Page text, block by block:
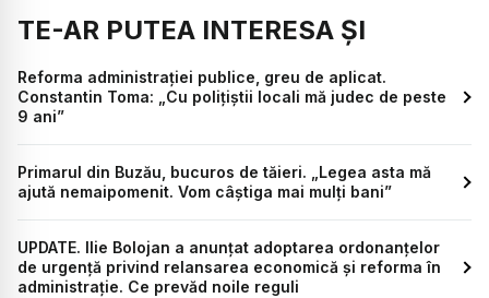
TE-AR PUTEA INTERESA ȘI
Reforma administrației publice, greu de aplicat.
Constantin Toma: „Cu polițiștii locali mă judec de peste
9 ani”
Primarul din Buzău, bucuros de tăieri. „Legea asta mă
ajută nemaipomenit. Vom câștiga mai mulți bani”
UPDATE. Ilie Bolojan a anunțat adoptarea ordonanțelor
de urgență privind relansarea economică și reforma în
administrație. Ce prevăd noile reguli